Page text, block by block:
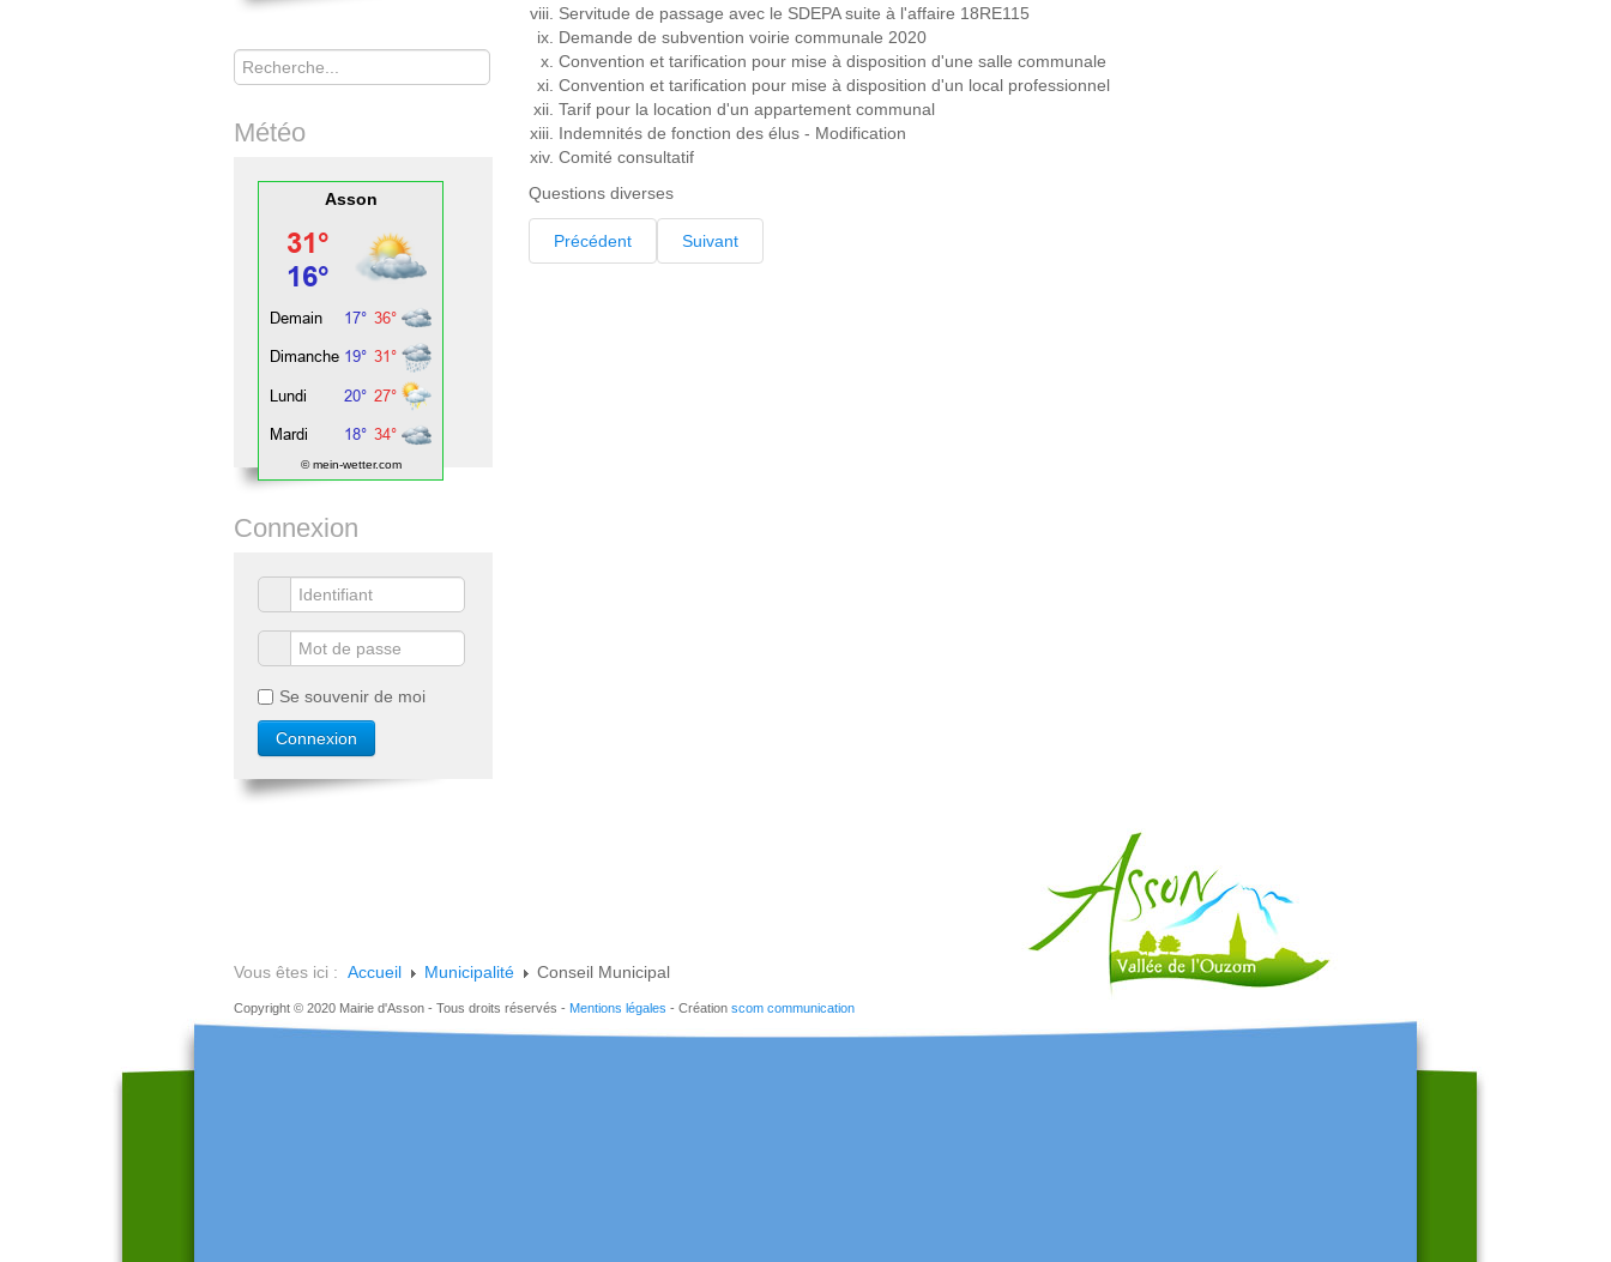
Servitude de passage avec le SDEPA suite à l'affaire 18RE115
Demande de subvention voirie communale 2020
Convention et tarification pour mise à disposition d'une salle communale
Convention et tarification pour mise à disposition d'un local professionnel
Tarif pour la location d'un appartement communal
Indemnités de fonction des élus - Modification
Comité consultatif
Questions diverses
Précédent Suivant
Rechercher
Météo
Asson
© mein-wetter.com
Connexion
Se souvenir de moi
Vous êtes ici : Accueil Municipalité Conseil Municipal
Copyright © 2020 Mairie d'Asson - Tous droits réservés - Mentions légales - Création scom communication